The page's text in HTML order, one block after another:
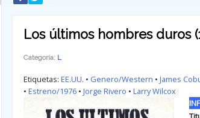
Los últimos hombres duros
Categoría: L
Etiquetas: EE.UU. • Genero/Western • James
• Estreno/1976• Jorge Rivero • Larry Wilcox